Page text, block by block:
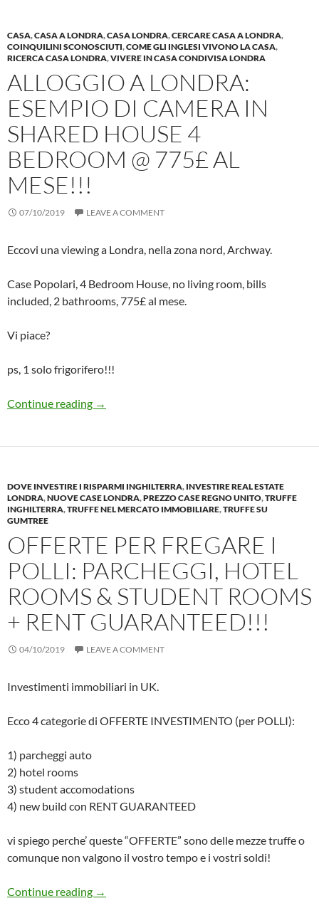
CASA,CASA A LONDRA,CASA LONDRA,CERCARE CASA A LONDRA,
COINQUILINI SCONOSCIUTI,COME GLI INGLESI VIVONO LA CASA,
RICERCA CASA LONDRA,VIVERE IN CASA CONDIVISA LONDRA
ALLOGGIO A LONDRA:
ESEMPIO DI CAMERA IN
SHARED HOUSE 4
BEDROOM @ 775£ AL
MESE!!!
07/10/2019 LEAVE A COMMENT
Eccovi una viewing a Londra, nella zona nord, Archway.
Case Popolari, 4 Bedroom House, no living room, bills
included, 2 bathrooms, 775£ al mese.
Vi piace?
ps, 1 solo frigorifero!!!
Continue reading Alloggio a Londra: Esempio di Camera in
→
DOVE INVESTIRE I RISPARMI INGHILTERRA, INVESTIRE REAL ESTATE
LONDRA,NUOVE CASE LONDRA,PREZZO CASE REGNO UNITO,TRUFFE
INGHILTERRA,TRUFFE NEL MERCATO IMMOBILIARE,TRUFFE SU
GUMTREE
OFFERTE PER FREGARE I
POLLI: PARCHEGGI, HOTEL
ROOMS & STUDENT ROOMS
+ RENT GUARANTEED!!!
04/10/2019 LEAVE A COMMENT
Investimenti immobiliari in UK.
Ecco 4 categorie di OFFERTE INVESTIMENTO (per POLLI):
1) parcheggi auto
2) hotel rooms
3) student accomodations
4) new build con RENT GUARANTEED
vi spiego perche’ queste “OFFERTE” sono delle mezze truffe o
comunque non valgono il vostro tempo e i vostri soldi!
Continue reading Offerte per fregare i polli: Parcheggi, Hotel
→